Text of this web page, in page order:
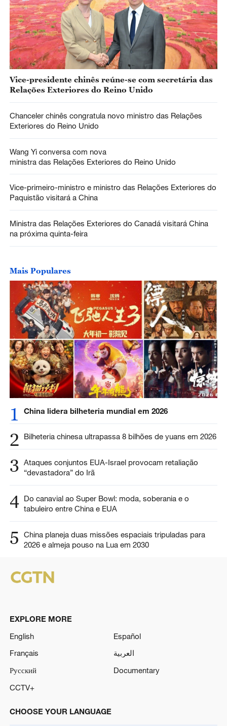
Vice-presidente chinês reúne-se com secretária das
Relações Exteriores do Reino Unido
Chanceler chinês congratula novo ministro das Relações
Exteriores do Reino Unido
Wang Yi conversa com nova
ministra das Relações Exteriores do Reino Unido
Vice-primeiro-ministro e ministro das Relações Exteriores do
Paquistão visitará a China
Ministra das Relações Exteriores do Canadá visitará China
na próxima quinta-feira
Mais Populares
1 China lidera bilheteria mundial em 2026
2 Bilheteria chinesa ultrapassa 8 bilhões de yuans em 2026
3 Ataques conjuntos EUA-Israel provocam retaliação
“devastadora” do Irã
4 Do canavial ao Super Bowl: moda, soberania e o
tabuleiro entre China e EUA
5
China planeja duas missões espaciais tripuladas para
2026 e almeja pouso na Lua em 2030
EXPLORE MORE
English
Español
Français
العربية
Русский
Documentary
CCTV+
CHOOSE YOUR LANGUAGE